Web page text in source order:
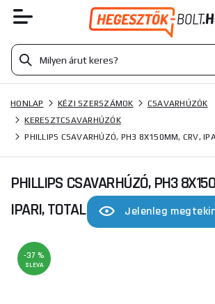
HONLAP KÉZI SZERSZÁMOK
CSAVARHÚZÓK
KERESZTCSAVARHÚZÓK
PHILLIPS CSAVARHÚZÓ, PH3 8X150MM, CRV,
PHILLIPS CSAVARHÚZÓ, PH3
IPARI, TOTAL
Jelenleg
-37 %
SLEVA